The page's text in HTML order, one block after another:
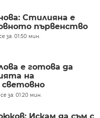
Стилияна е
първенство
за: 01:50 мин.
е готова да
на
за: 01:20 мин.